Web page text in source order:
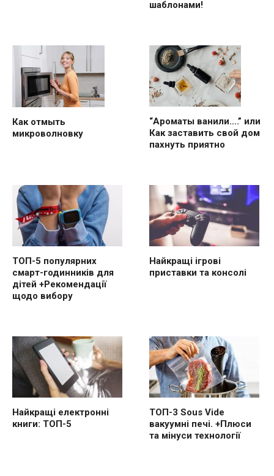
шаблонами!
Как отмыть
микроволновку
“Ароматы ванили….” или
Как заставить свой дом
пахнуть приятно
ТОП-5 популярних
смарт-годинників для
дітей +Рекомендації
щодо вибору
Найкращі ігрові
приставки та консолі
Найкращі електронні
книги: ТОП-5
ТОП-3 Sous Vide
вакуумні печі. +Плюси
та мінуси технології